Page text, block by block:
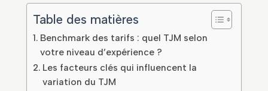
Table des matières
Benchmark des tarifs : quel TJM selon
votre niveau d’expérience ?
Les facteurs clés qui influencent la
variation du TJM